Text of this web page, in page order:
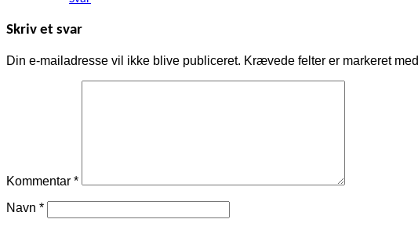
Skriv et svar
Din e-mailadresse vil ikke blive publiceret. Krævede felter er markeret med
Kommentar *
Navn *